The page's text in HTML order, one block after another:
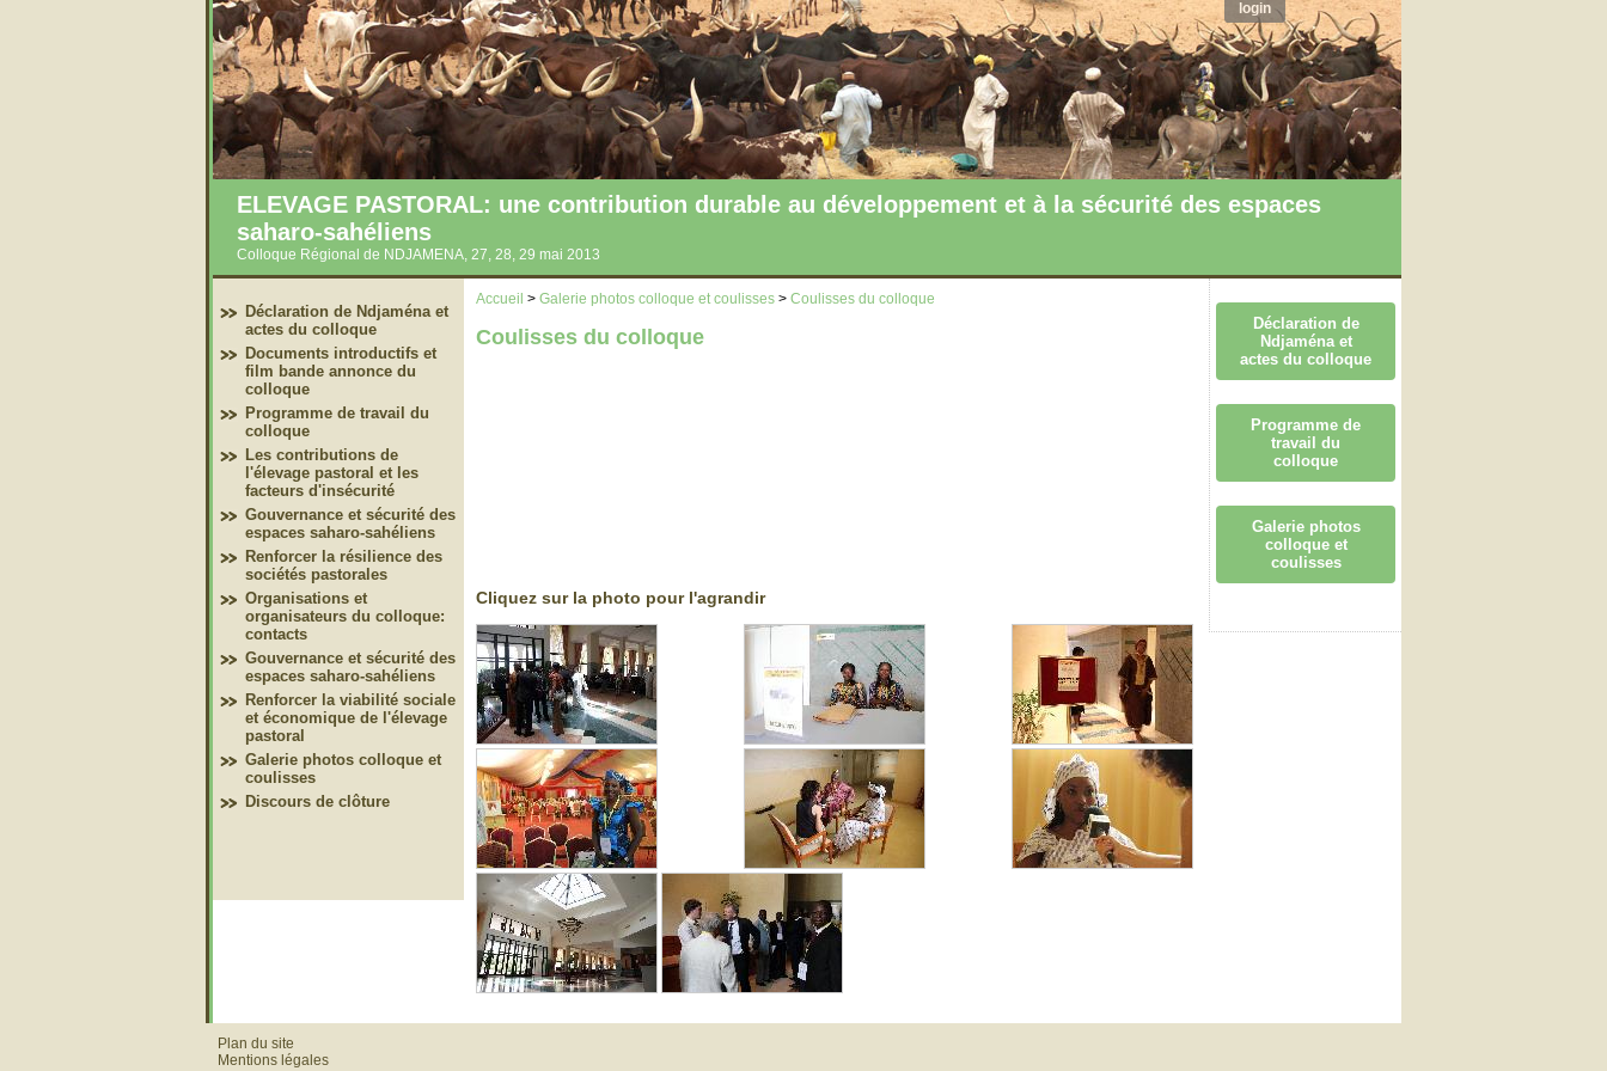
ELEVAGE PASTORAL: une contribution durable au développement et à la sécurité des espaces
saharo-sahéliens
Colloque Régional de NDJAMENA, 27, 28, 29 mai 2013
Déclaration de Ndjaména et
actes du colloque
Documents introductifs et
film bande annonce du
colloque
Programme de travail du
colloque
Les contributions de
l'élevage pastoral et les
facteurs d'insécurité
Gouvernance et sécurité des
espaces saharo-sahéliens
Renforcer la résilience des
sociétés pastorales
Organisations et
organisateurs du colloque:
contacts
Gouvernance et sécurité des
espaces saharo-sahéliens
Renforcer la viabilité sociale
et économique de l'élevage
pastoral
Galerie photos colloque et
coulisses
Discours de clôture
Accueil > Galerie photos colloque et coulisses > Coulisses du colloque
Coulisses du colloque
Cliquez sur la photo pour l'agrandir
Déclaration de
Ndjaména et
actes du colloque
Programme de
travail du
colloque
Galerie photos
colloque et
coulisses
Plan du site
Mentions légales
login